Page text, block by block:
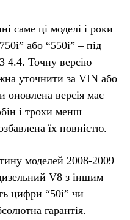
саме ці моделі і роки
або “550i” – під
4.4. Точну версію
уточнити за VIN або
оновлена версія має
і трохи менш
їх повністю.
моделей 2008-2009
V8 з іншим
цифри “50i” чи
гарантія.